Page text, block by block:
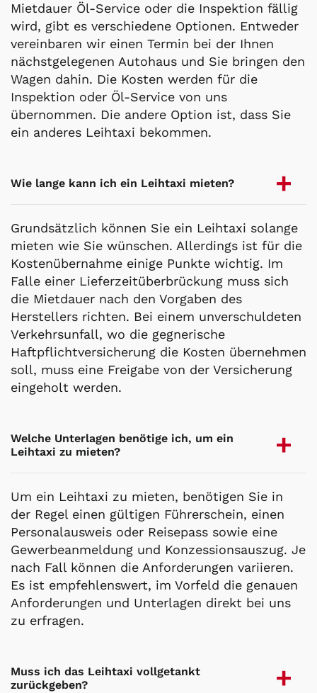
Mietdauer Öl-Service oder die Inspektion fällig
wird, gibt es verschiedene Optionen. Entweder
vereinbaren wir einen Termin bei der Ihnen
nächstgelegenen Autohaus und Sie bringen den
Wagen dahin. Die Kosten werden für die
Inspektion oder Öl-Service von uns
übernommen. Die andere Option ist, dass Sie
ein anderes Leihtaxi bekommen.
Wie lange kann ich ein Leihtaxi mieten?
Grundsätzlich können Sie ein Leihtaxi solange
mieten wie Sie wünschen. Allerdings ist für die
Kostenübernahme einige Punkte wichtig. Im
Falle einer Lieferzeitüberbrückung muss sich
die Mietdauer nach den Vorgaben des
Herstellers richten. Bei einem unverschuldeten
Verkehrsunfall, wo die gegnerische
Haftpflichtversicherung die Kosten übernehmen
soll, muss eine Freigabe von der Versicherung
eingeholt werden.
Welche Unterlagen benötige ich, um ein
Leihtaxi zu mieten?
Um ein Leihtaxi zu mieten, benötigen Sie in
der Regel einen gültigen Führerschein, einen
Personalausweis oder Reisepass sowie eine
Gewerbeanmeldung und Konzessionsauszug. Je
nach Fall können die Anforderungen variieren.
Es ist empfehlenswert, im Vorfeld die genauen
Anforderungen und Unterlagen direkt bei uns
zu erfragen.
Muss ich das Leihtaxi vollgetankt
zurückgeben?